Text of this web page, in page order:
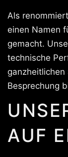
Als
einen Namen
gemacht.
technische
ganzheitlichen
Besprechung
AUF